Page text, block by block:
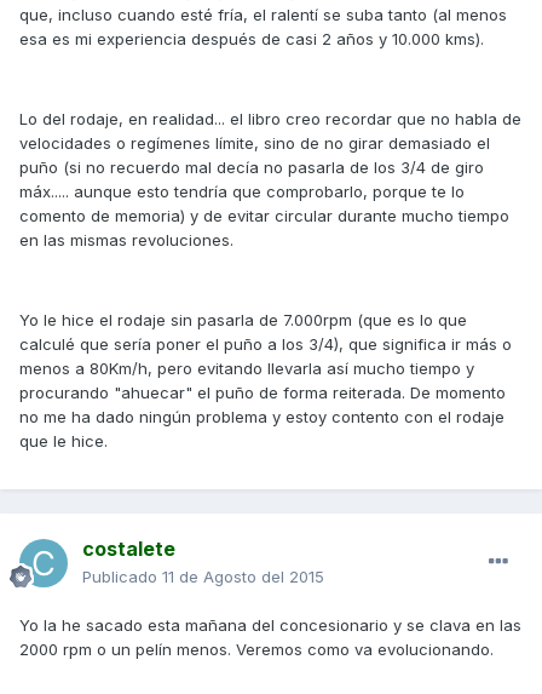
que, incluso cuando esté fría, el ralentí se suba tanto (al menos
esa es mi experiencia después de casi 2 años y 10.000 kms).
Lo del rodaje, en realidad... el libro creo recordar que no habla de
velocidades o regímenes límite, sino de no girar demasiado el
puño (si no recuerdo mal decía no pasarla de los 3/4 de giro
máx..... aunque esto tendría que comprobarlo, porque te lo
comento de memoria) y de evitar circular durante mucho tiempo
en las mismas revoluciones.
Yo le hice el rodaje sin pasarla de 7.000rpm (que es lo que
calculé que sería poner el puño a los 3/4), que significa ir más o
menos a 80Km/h, pero evitando llevarla así mucho tiempo y
procurando "ahuecar" el puño de forma reiterada. De momento
no me ha dado ningún problema y estoy contento con el rodaje
que le hice.
costalete
Publicado 11 de Agosto del 2015
Yo la he sacado esta mañana del concesionario y se clava en las
2000 rpm o un pelín menos. Veremos como va evolucionando.